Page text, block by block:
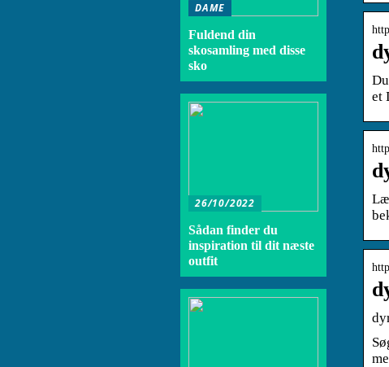
et
DAME
Fuldend din
skosamling med disse
sko
26/10/2022
Sådan finder du
inspiration til dit næste
outfit